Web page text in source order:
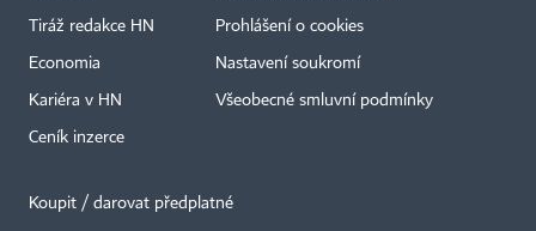
Tiráž redakce HN
Economia
Kariéra v HN
Ceník inzerce
Prohlášení o cookies
Nastavení soukromí
Všeobecné smluvní podmínky
Koupit / darovat předplatné